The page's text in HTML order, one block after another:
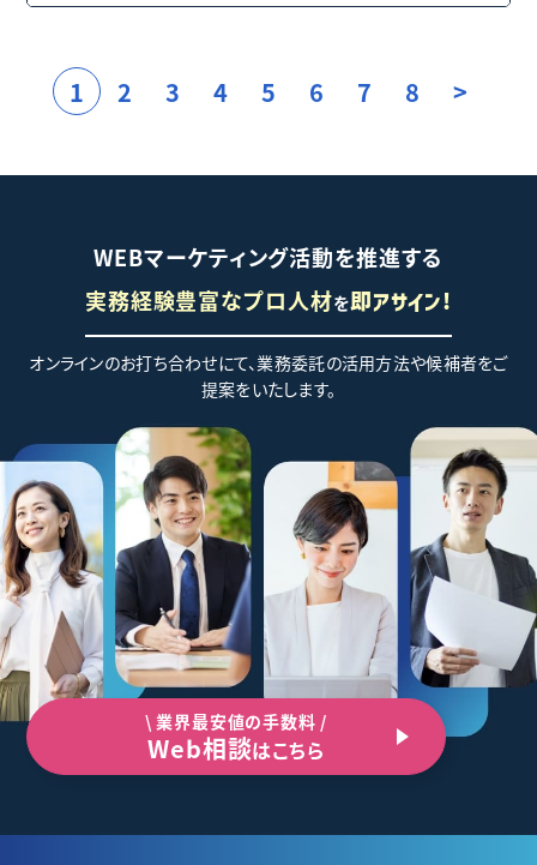
1 2 3 4 5 6 7 8 >
WEBマーケティング活動を推進する
実務経験豊富なプロ人材を即アサイン!
オンラインのお打ち合わせにて、業務委託の活用方法や候補者をご
提案をいたします。
\ 業界最安値の手数料 /
Web相談はこちら